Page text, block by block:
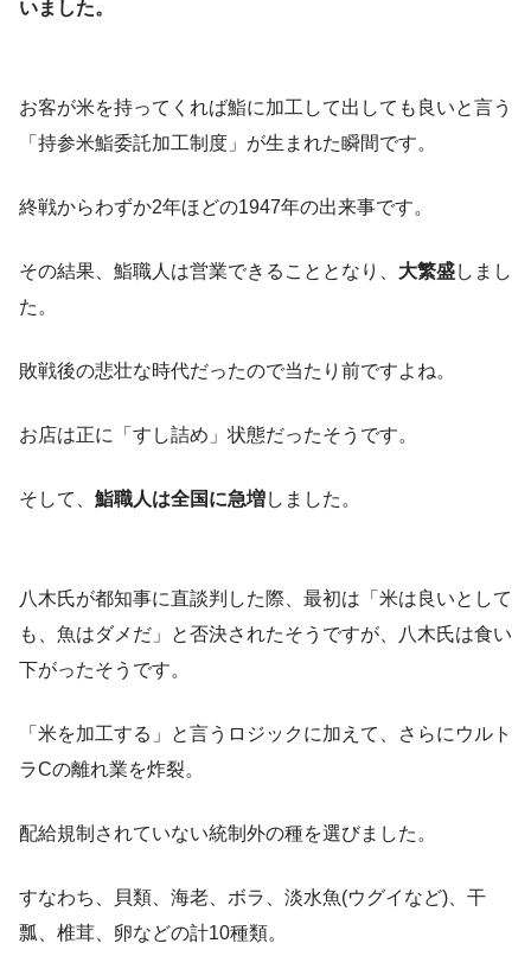
いました。
お客が米を持ってくれば鮨に加工して出しても良いと言う
「持参米鮨委託加工制度」が生まれた瞬間です。
終戦からわずか2年ほどの1947年の出来事です。
その結果、鮨職人は営業できることとなり、 大繁盛しまし
た。
敗戦後の悲壮な時代だったので当たり前ですよね。
お店は正に「すし詰め」状態だったそうです。
そして、 鮨職人は全国に急増しました。
八木氏が都知事に直談判した際、最初は「米は良いとして
も、魚はダメだ」と否決されたそうですが、八木氏は食い
下がったそうです。
「米を加工する」と言うロジックに加えて、さらにウルト
ラCの離れ業を炸裂。
配給規制されていない統制外の種を選びました。
すなわち、貝類、海老、ボラ、淡水魚(ウグイなど)、干
瓢、椎茸、卵などの計10種類。